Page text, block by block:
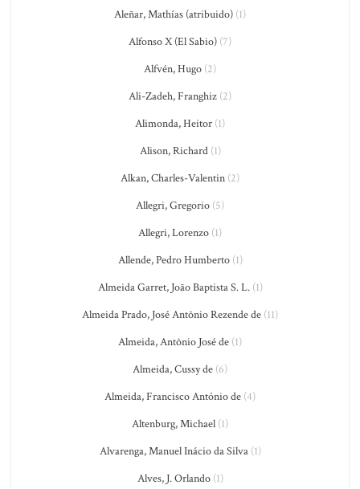
Aleñar, Mathías (atribuido) (1)
Alfonso X (El Sabio) (7)
Alfvén, Hugo (2)
Ali-Zadeh, Franghiz (2)
Alimonda, Heitor (1)
Alison, Richard(1)
Alkan, Charles-Valentin (2)
Allegri, Gregorio (5)
Allegri, Lorenzo (1)
Allende, Pedro Humberto(1)
Almeida Garret, João Baptista S. L.(1)
Almeida Prado, José Antônio Rezende de (11)
Almeida, Antônio José de (1)
Almeida, Cussy de (6)
Almeida, Francisco António de (4)
Altenburg, Michael (1)
Alvarenga, Manuel Inácio da Silva(1)
Alves, J. Orlando(1)